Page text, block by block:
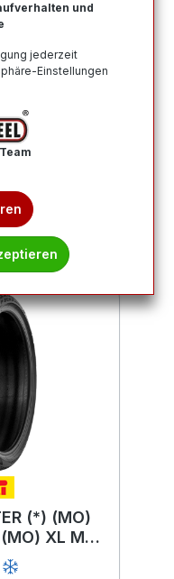
unsere
möglich!
(*) (MO)
XL MFS
und
jederzeit
Einstellungen